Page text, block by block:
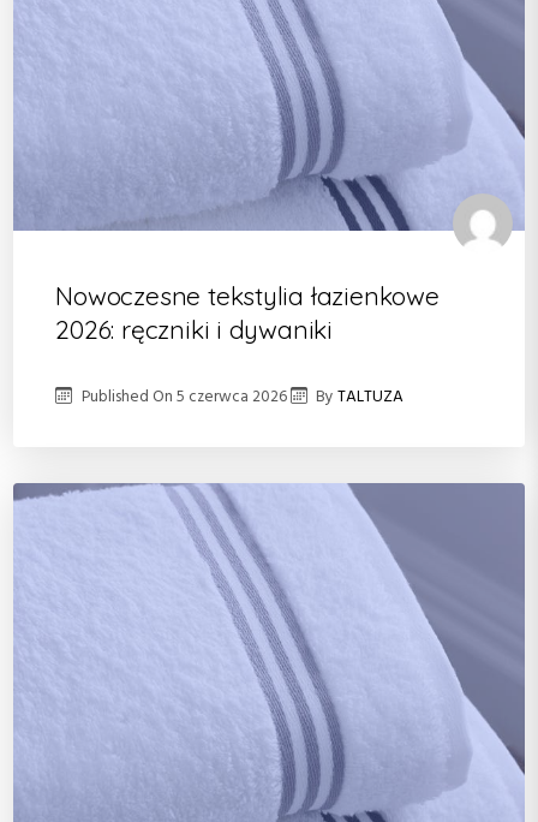
Nowoczesne tekstylia łazienkowe
2026: ręczniki i dywaniki
Published On5 czerwca 2026 ByTALTUZA